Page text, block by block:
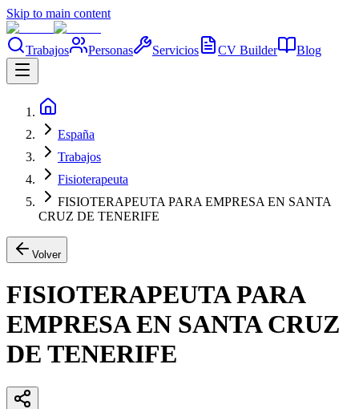
Skip to main content
Trabajos Personas Servicios CV Builder Blog
España
Trabajos
Fisioterapeuta
FISIOTERAPEUTA PARA EMPRESA EN SANTA
CRUZ DE TENERIFE
Volver
FISIOTERAPEUTA PARA
EMPRESA EN SANTA CRUZ
DE TENERIFE